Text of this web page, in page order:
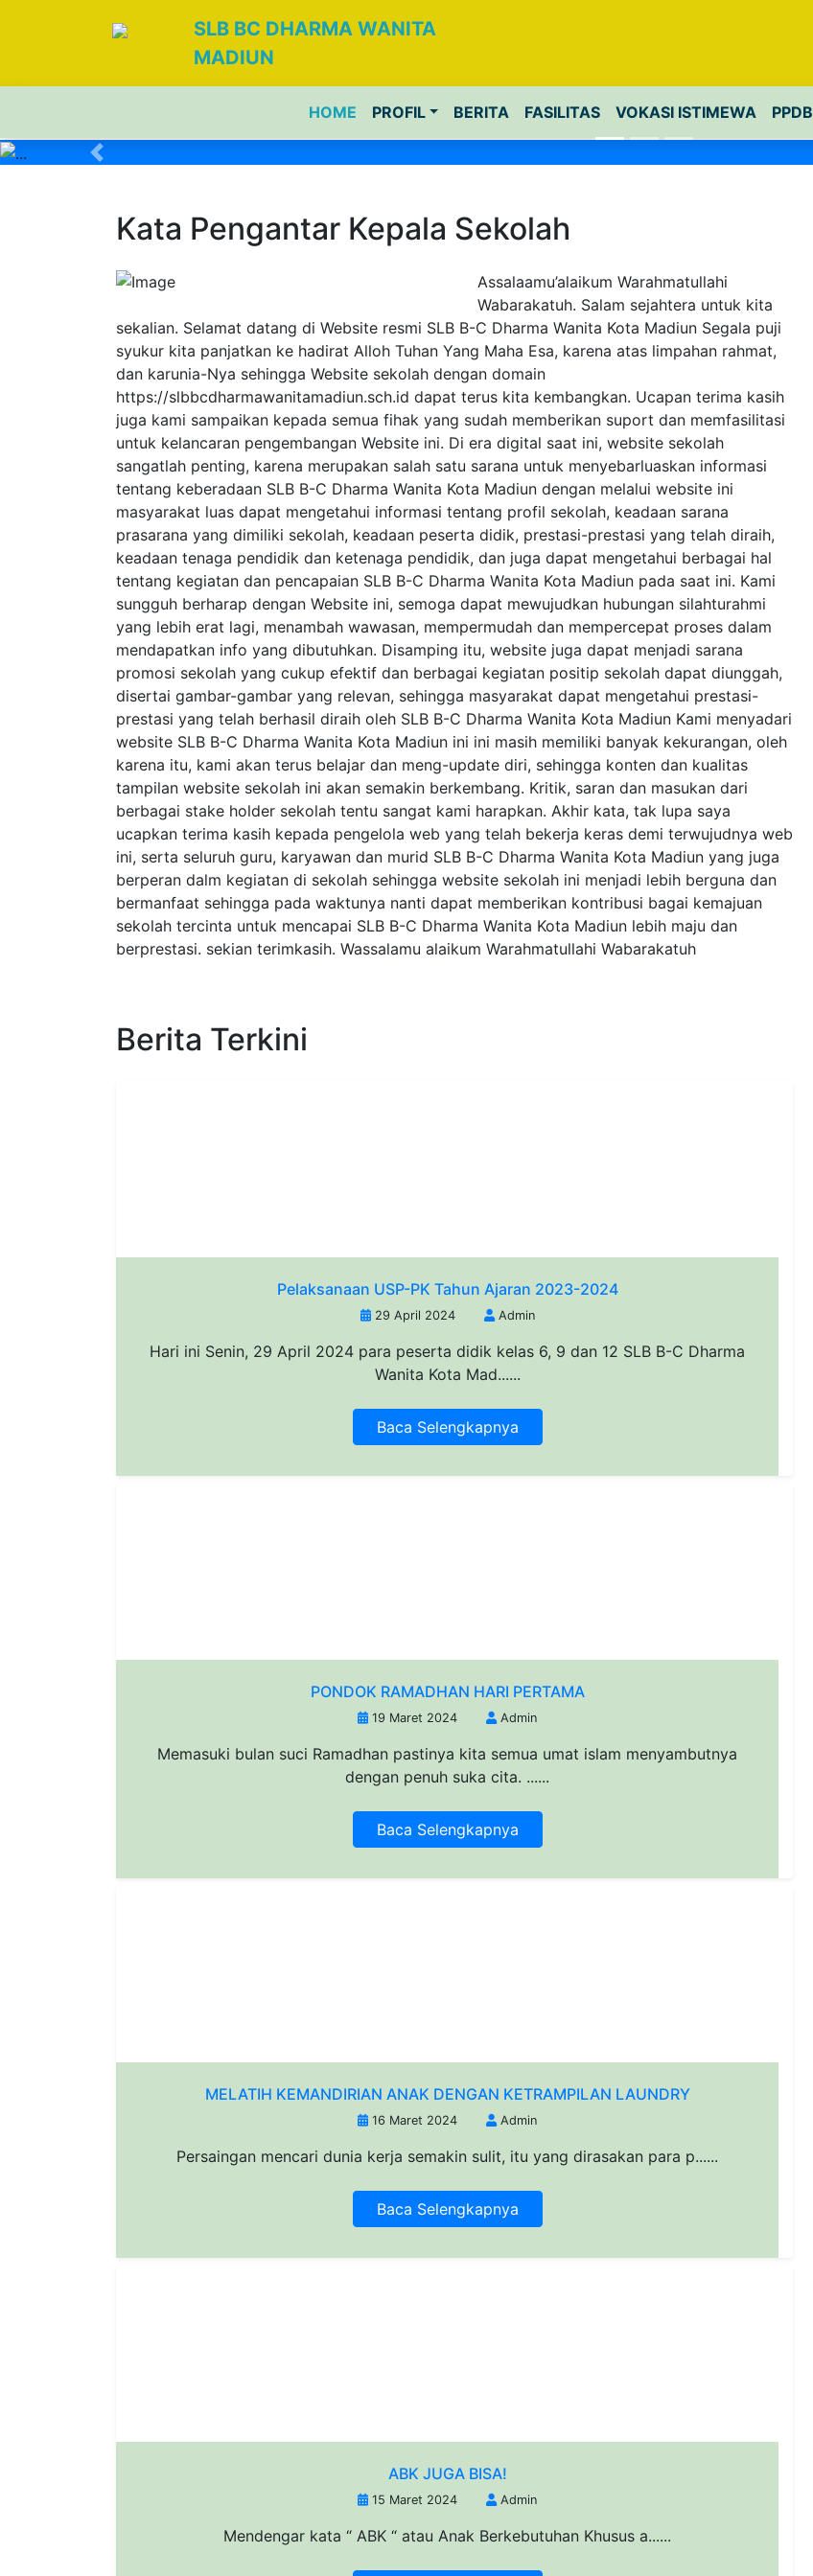
SLB BC DHARMA WANITA
MADIUN
HOME PROFIL BERITA FASILITAS VOKASI ISTIMEWA PPDB
Previous
Kata Pengantar Kepala Sekolah
Assalaamu’alaikum Warahmatullahi
Wabarakatuh. Salam sejahtera untuk kita
sekalian. Selamat datang di Website resmi SLB B-C Dharma Wanita Kota Madiun Segala puji
syukur kita panjatkan ke hadirat Alloh Tuhan Yang Maha Esa, karena atas limpahan rahmat,
dan karunia-Nya sehingga Website sekolah dengan domain
https://slbbcdharmawanitamadiun.sch.id dapat terus kita kembangkan. Ucapan terima kasih
juga kami sampaikan kepada semua fihak yang sudah memberikan suport dan memfasilitasi
untuk kelancaran pengembangan Website ini. Di era digital saat ini, website sekolah
sangatlah penting, karena merupakan salah satu sarana untuk menyebarluaskan informasi
tentang keberadaan SLB B-C Dharma Wanita Kota Madiun dengan melalui website ini
masyarakat luas dapat mengetahui informasi tentang profil sekolah, keadaan sarana
prasarana yang dimiliki sekolah, keadaan peserta didik, prestasi-prestasi yang telah diraih,
keadaan tenaga pendidik dan ketenaga pendidik, dan juga dapat mengetahui berbagai hal
tentang kegiatan dan pencapaian SLB B-C Dharma Wanita Kota Madiun pada saat ini. Kami
sungguh berharap dengan Website ini, semoga dapat mewujudkan hubungan silahturahmi
yang lebih erat lagi, menambah wawasan, mempermudah dan mempercepat proses dalam
mendapatkan info yang dibutuhkan. Disamping itu, website juga dapat menjadi sarana
promosi sekolah yang cukup efektif dan berbagai kegiatan positip sekolah dapat diunggah,
disertai gambar-gambar yang relevan, sehingga masyarakat dapat mengetahui prestasi-
prestasi yang telah berhasil diraih oleh SLB B-C Dharma Wanita Kota Madiun Kami menyadari
website SLB B-C Dharma Wanita Kota Madiun ini ini masih memiliki banyak kekurangan, oleh
karena itu, kami akan terus belajar dan meng-update diri, sehingga konten dan kualitas
tampilan website sekolah ini akan semakin berkembang. Kritik, saran dan masukan dari
berbagai stake holder sekolah tentu sangat kami harapkan. Akhir kata, tak lupa saya
ucapkan terima kasih kepada pengelola web yang telah bekerja keras demi terwujudnya web
ini, serta seluruh guru, karyawan dan murid SLB B-C Dharma Wanita Kota Madiun yang juga
berperan dalm kegiatan di sekolah sehingga website sekolah ini menjadi lebih berguna dan
bermanfaat sehingga pada waktunya nanti dapat memberikan kontribusi bagai kemajuan
sekolah tercinta untuk mencapai SLB B-C Dharma Wanita Kota Madiun lebih maju dan
berprestasi. sekian terimkasih. Wassalamu alaikum Warahmatullahi Wabarakatuh
Berita Terkini
Pelaksanaan USP-PK Tahun Ajaran 2023-2024
29 April 2024 Admin
Hari ini Senin, 29 April 2024 para peserta didik kelas 6, 9 dan 12 SLB B-C Dharma
Wanita Kota Mad......
Baca Selengkapnya
PONDOK RAMADHAN HARI PERTAMA
19 Maret 2024 Admin
Memasuki bulan suci Ramadhan pastinya kita semua umat islam menyambutnya
dengan penuh suka cita. ......
Baca Selengkapnya
MELATIH KEMANDIRIAN ANAK DENGAN KETRAMPILAN LAUNDRY
16 Maret 2024 Admin
Persaingan mencari dunia kerja semakin sulit, itu yang dirasakan para p......
Baca Selengkapnya
ABK JUGA BISA!
15 Maret 2024 Admin
Mendengar kata “ ABK “ atau Anak Berkebutuhan Khusus a......